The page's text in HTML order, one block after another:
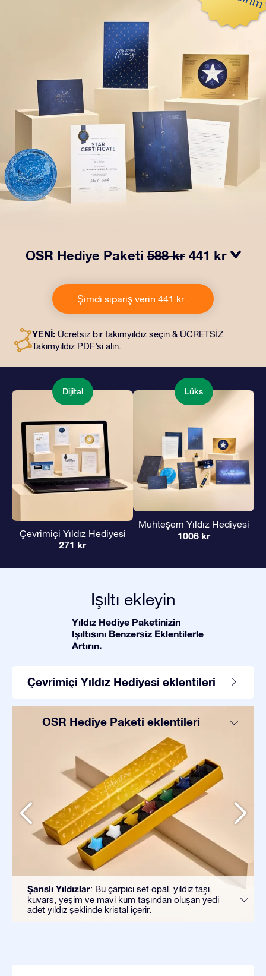
OSR Hediye Paketi588 kr 441 kr
zarf içinde kişiye özel hazırlanan belgelerin seçtiğiniz
adrese teslimatı ile çevrimiçi belgeler ve uygulamalara
erişim imkanı bu pakete dahildir. Bu, arkadaşlarınıza ve
yoludur.
Şimdi sipariş verin 441 kr .
YENİ: Ücretsiz bir takımyıldız seçin & ÜCRETSİZ
Takımyıldız PDF’si alın.
Dijital
Çevrimiçi Yıldız Hediyesi
271 kr
Lüks
Muhteşem Yıldız Hediyesi
1006 kr
Işıltı ekleyin
Yıldız Hediye Paketinizin
Işıltısını Benzersiz Eklentilerle
Artırın.
Çevrimiçi Yıldız Hediyesi eklentileri
OSR Hediye Paketi eklentileri
Şanslı Yıldızlar: Bu çarpıcı set opal, yıldız taşı,
kuvars, yeşim ve mavi kum taşından oluşan yedi
adet yıldız şeklinde kristal içerir.